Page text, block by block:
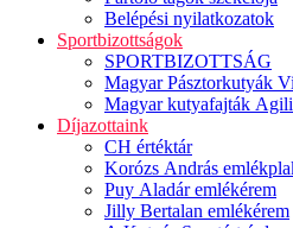
Belépési nyilatkozatok
Sportbizottságok
SPORTBIZOTTSÁG
Magyar Pásztorkutyák
Magyar kutyafajták
Díjazottaink
CH értéktár
Korózs András
Puy Aladár emlékérem
Jilly Bertalan emlékérem